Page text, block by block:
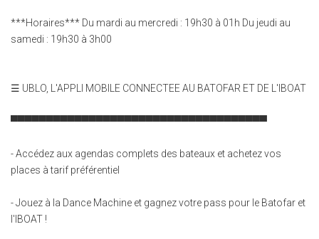
***Horaires*** Du mardi au mercredi : 19h30 à 01h Du jeudi au
samedi : 19h30 à 3h00
☰ UBLO, L'APPLI MOBILE CONNECTEE AU BATOFAR ET DE L'IBOAT
▀▀▀▀▀▀▀▀▀▀▀▀▀▀▀▀▀▀▀▀▀▀▀▀▀▀▀▀▀▀▀▀▀▀▀▀
- Accédez aux agendas complets des bateaux et achetez vos
places à tarif préférentiel
- Jouez à la Dance Machine et gagnez votre pass pour le Batofar et
l'IBOAT !